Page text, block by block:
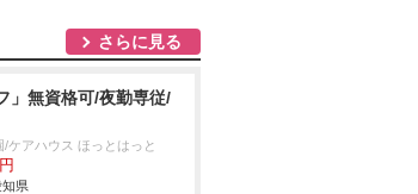
さらに見る
」無資格可/夜勤専従/
ケアハウス ほっとはっと
知県